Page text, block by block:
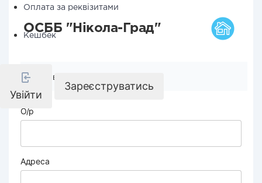
Оплата за реквізитами
Кешбек
Увійти
Зареєструватись
ОСББ "Нікола-Град"
Реквізити компанії
О/р
Адреса